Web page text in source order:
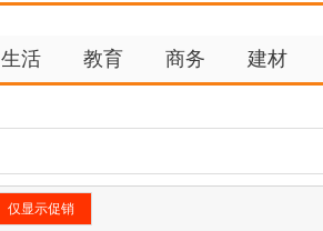
生活 教育 商务 建材
仅显示促销